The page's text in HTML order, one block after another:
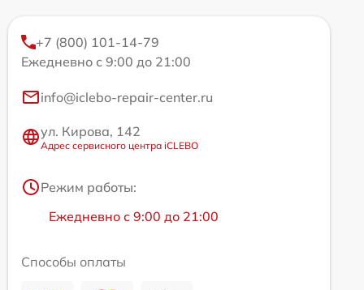
+7 (800) 101-14-79
Ежедневно с 9:00 до 21:00
info@iclebo-repair-center.ru
ул. Кирова, 142
Адрес сервисного центра iCLEBO
Режим работы:
Ежедневно с 9:00 до 21:00
Способы оплаты